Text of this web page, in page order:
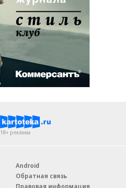
18+ реклама
Android
Обратная связь
Правовая информация